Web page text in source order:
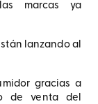
marcas ya
lanzando al
gracias a
de venta del